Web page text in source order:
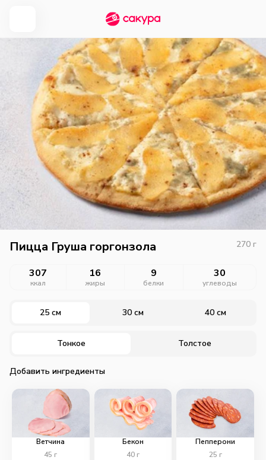
Пицца Груша горгонзола 270 г
307
ккал
16
жиры
9
белки
30
углеводы
25 см 30 см 40 см
Тонкое Толстое
Добавить ингредиенты
Ветчина
45 г
Бекон
40г
Пепперони
25 г